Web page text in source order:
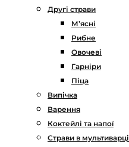
Другі страви
М’ясні
Рибне
Овочеві
Гарніри
Піца
Випічка
Варення
Коктейлі та напої
Страви в мультиварці